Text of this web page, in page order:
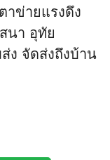
าข่ายแรงดึง
นา อุทัย
ง จัดส่งถึงบ้าน